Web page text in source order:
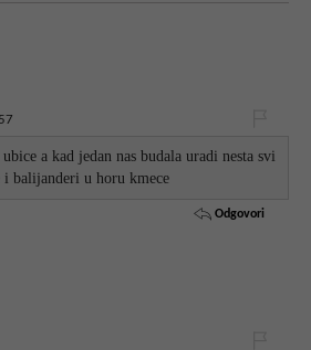
a kad jedan nas budala uradi nesta svi
i balijanderi u horu kmece
Odgovori